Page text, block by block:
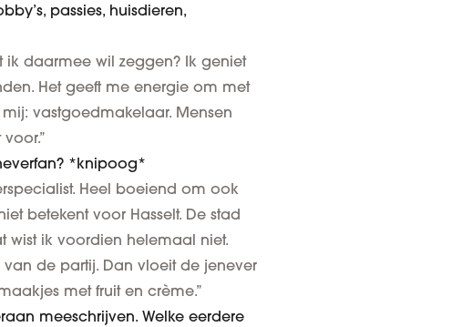
passies, huisdieren,
ik daarmee wil zeggen? Ik geniet
Het geeft me energie om met
vastgoedmakelaar. Mensen
*knipoog*
Heel boeiend om ook
betekent voor Hasselt. De stad
wist ik voordien helemaal niet.
van de partij. Dan vloeit de jenever
met fruit en crème.”
meeschrijven. Welke eerdere